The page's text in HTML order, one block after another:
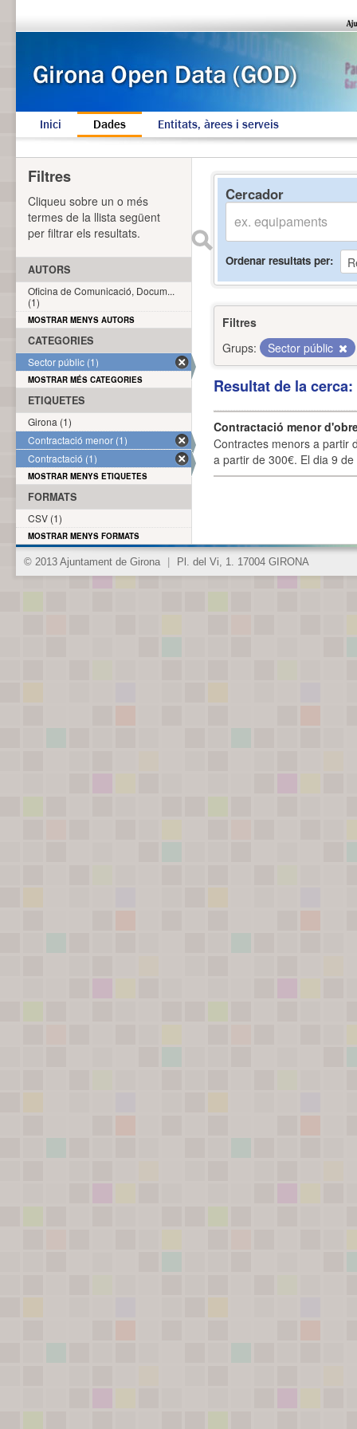
Inici Dades Entitats, àrees i serveis
Cercador
Ordenar resultats per
Filtres
Grups:
Sector públic
Resultat de la
Contractació menor
Contractes menors a partir
a partir de 300€. El dia 9
Filtres
Cliqueu sobre un o més
termes de la llista següent
per filtrar els resultats.
AUTORS
Oficina de Comunicació, Docum...
(1)
MOSTRAR MENYS AUTORS
CATEGORIES
Sector públic (1)
MOSTRAR MÉS CATEGORIES
ETIQUETES
Girona (1)
Contractació menor (1)
Contractació (1)
MOSTRAR MENYS ETIQUETES
FORMATS
CSV (1)
MOSTRAR MENYS FORMATS
© 2013 Ajuntament de Girona Pl. del Vi, 1. 17004 GIRONA